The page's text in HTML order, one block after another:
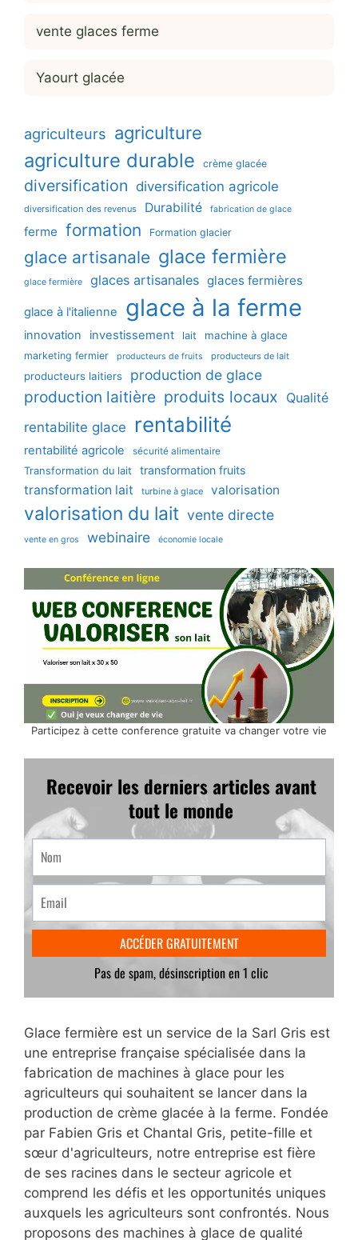
vente glaces ferme
Yaourt glacée
agriculteurs agriculture
agriculture durable crème glacée
diversification diversification agricole
diversification des revenus Durabilité fabrication de glace
ferme formation Formation glacier
glace artisanale glace fermière
glace fermière glaces artisanales glaces fermières
glace à l'italienne glace à la ferme
innovation investissement lait machine à glace
marketing fermier producteurs de fruits producteurs de lait
producteurs laitiers production de glace
production laitière produits locaux Qualité
rentabilite glace
rentabilité
rentabilité agricole sécurité alimentaire
Transformation du lait transformation fruits
transformation lait turbine à glace valorisation
valorisation du lait vente directe
vente en gros webinaire économie locale
Participez à cette conference gratuite va changer votre vie
Glace fermière est un service de la Sarl Gris est
une entreprise française spécialisée dans la
fabrication de machines à glace pour les
agriculteurs qui souhaitent se lancer dans la
production de crème glacée à la ferme. Fondée
par Fabien Gris et Chantal Gris, petite-fille et
sœur d'agriculteurs, notre entreprise est fière
de ses racines dans le secteur agricole et
comprend les défis et les opportunités uniques
auxquels les agriculteurs sont confrontés. Nous
proposons des machines à glace de qualité